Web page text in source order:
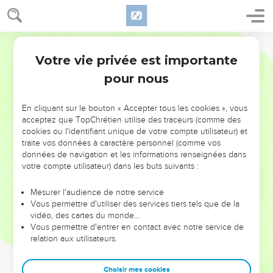
NE MANQUEZ PAS L’ÉVÉNEMENT
DE L’ANNÉE !
ET SI LEURS ERREURS POUVAIENT VOUS ÉVITER LES
VOTRES ?
leur foi ou leur vision. Mais on voit moins les doutes, les erreurs
et les saisons difficiles qu'ils ont traversés, alors même que ce
sont elles qui les ont façonnés.
Dans cette conférence, leaders, entrepreneurs, et responsables
clés pour avancer avec plus de sagesse afin que leurs erreurs
Votre vie privée est importante
pour nous
En cliquant sur le bouton « Accepter tous les cookies », vous
acceptez que TopChrétien utilise des traceurs (comme des
cookies ou l'identifiant unique de votre compte utilisateur) et
traite vos données à caractère personnel (comme vos
données de navigation et les informations renseignées dans
votre compte utilisateur) dans les buts suivants :
Mesurer l'audience de notre service
Vous permettre d'utiliser des services tiers tels que de la
vidéo, des cartes du monde…
Vous permettre d'entrer en contact avec notre service de
relation aux utilisateurs.
Choisir mes cookies